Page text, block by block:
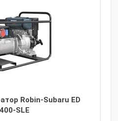
Robin-Subaru ED
SLE